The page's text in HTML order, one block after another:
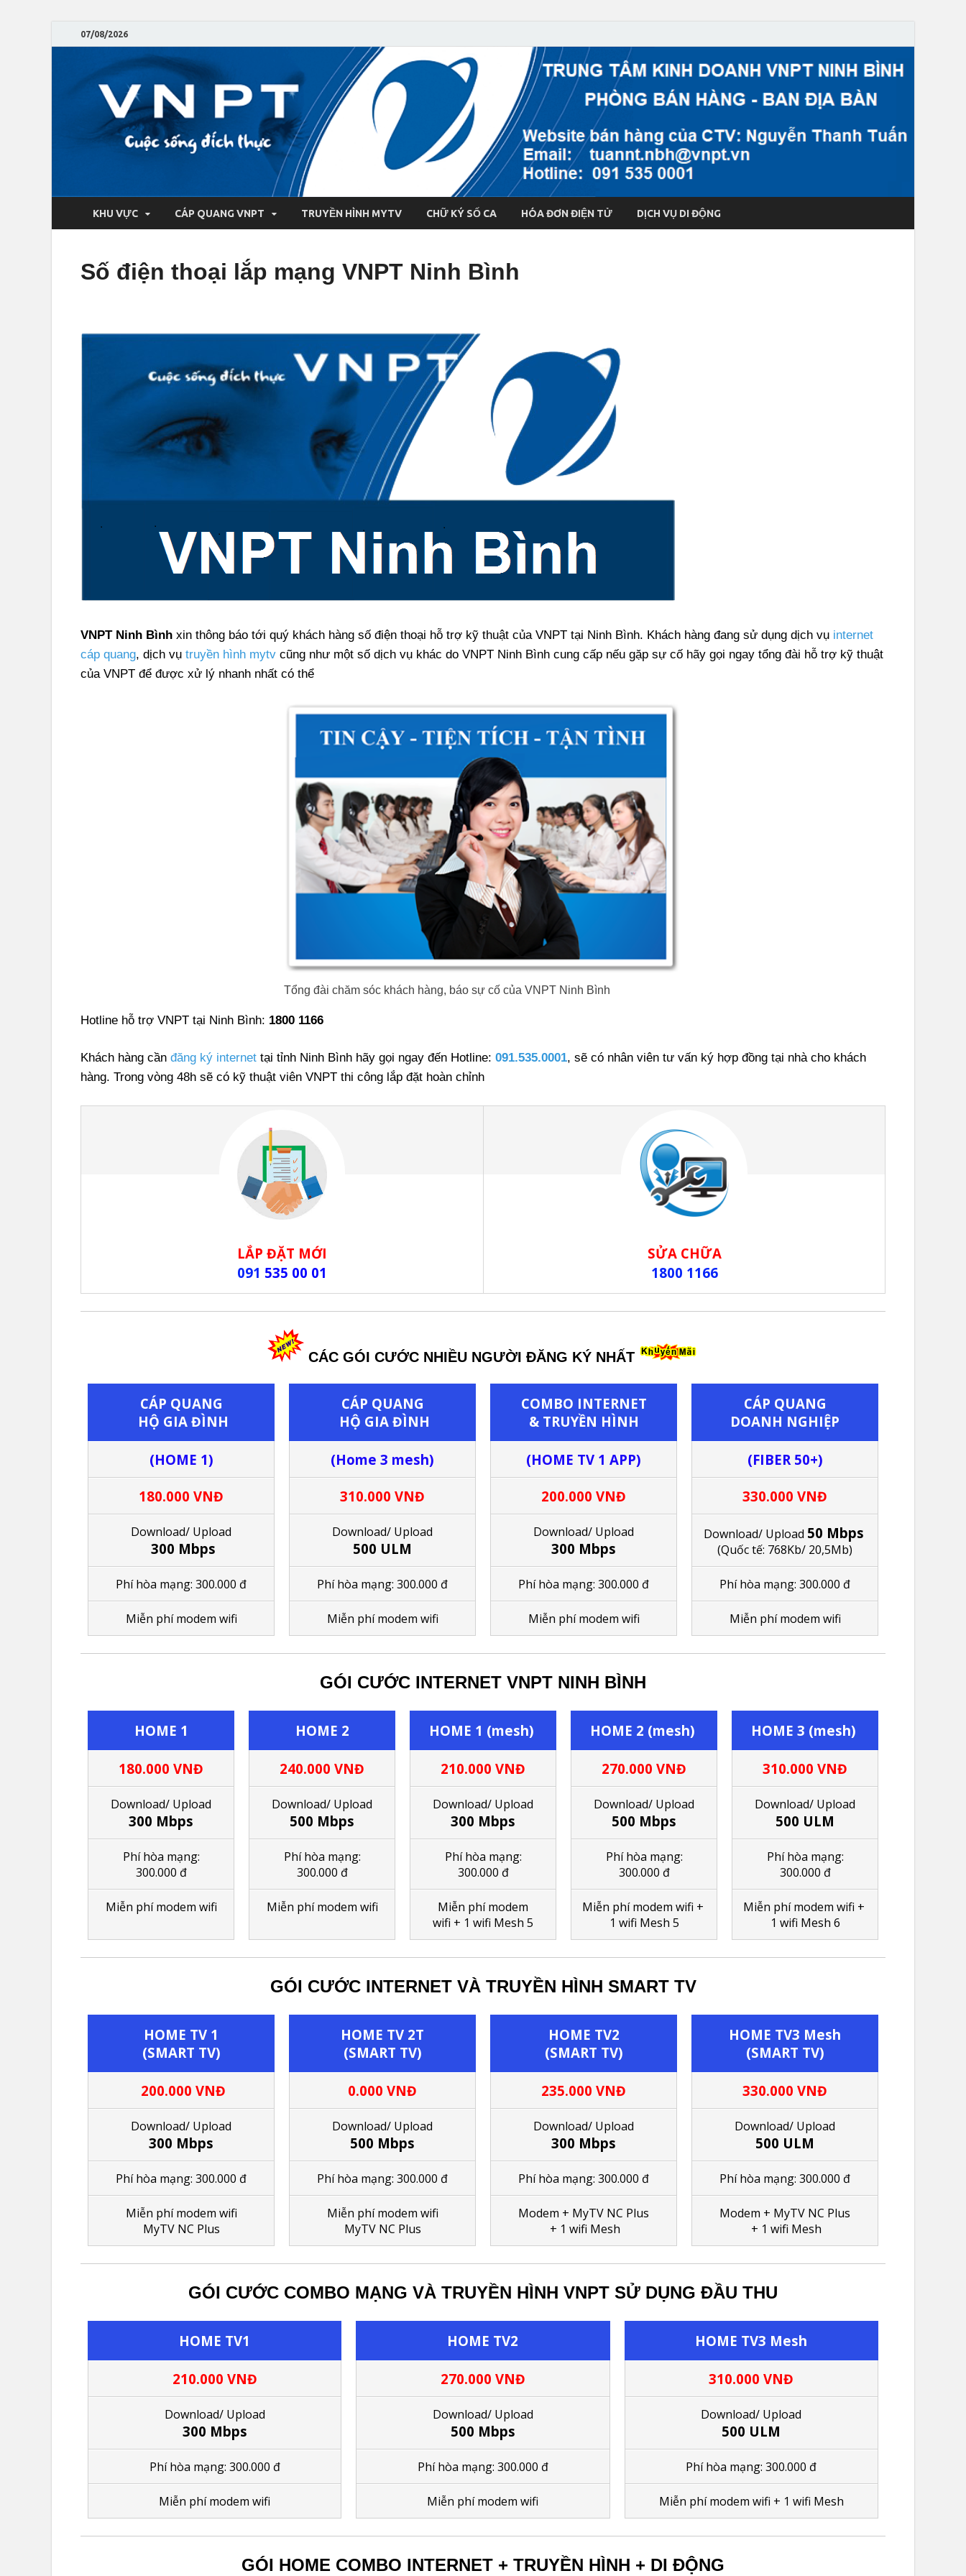
07/08/2026
KHU VỰC CÁP QUANG VNPT TRUYỀN HÌNH MYTV CHỮ KÝ SỐ CA HÓA ĐƠN ĐIỆN TỬ DỊCH VỤ DI ĐỘNG
Số điện thoại lắp mạng VNPT Ninh Bình
VNPT Ninh Bình xin thông báo tới quý khách hàng số điện thoại hỗ trợ kỹ thuật của VNPT tại Ninh Bình. Khách hàng đang sử dụng dịch vụ internet
cáp quang, dịch vụ truyền hình mytv cũng như một số dịch vụ khác do VNPT Ninh Bình cung cấp nếu gặp sự cố hãy gọi ngay tổng đài hỗ trợ kỹ thuật
của VNPT để được xử lý nhanh nhất có thể
Tổng đài chăm sóc khách hàng, báo sự cố của VNPT Ninh Bình
Hotline hỗ trợ VNPT tại Ninh Bình: 1800 1166
Khách hàng cần đăng ký internet tại tỉnh Ninh Bình hãy gọi ngay đến Hotline: 091.535.0001, sẽ có nhân viên tư vấn ký hợp đồng tại nhà cho khách
hàng. Trong vòng 48h sẽ có kỹ thuật viên VNPT thi công lắp đặt hoàn chỉnh
LẮP ĐẶT MỚI
091 535 00 01
SỬA CHỮA
1800 1166
CÁC GÓI CƯỚC NHIỀU NGƯỜI ĐĂNG KÝ NHẤT
CÁP QUANG
HỘ GIA ĐÌNH
(HOME 1)
180.000 VNĐ
Download/ Upload
300 Mbps
Phí hòa mạng: 300.000 đ
Miễn phí modem wifi
CÁP QUANG
HỘ GIA ĐÌNH
(Home 3 mesh)
310.000 VNĐ
Download/ Upload
500 ULM
Phí hòa mạng: 300.000 đ
Miễn phí modem wifi
COMBO INTERNET
& TRUYỀN HÌNH
(HOME TV 1 APP)
200.000 VNĐ
Download/ Upload
300 Mbps
Phí hòa mạng: 300.000 đ
Miễn phí modem wifi
CÁP QUANG
DOANH NGHIỆP
(FIBER 50+)
330.000 VNĐ
Download/ Upload 50 Mbps
(Quốc tế: 768Kb/ 20,5Mb)
Phí hòa mạng: 300.000 đ
Miễn phí modem wifi
GÓI CƯỚC INTERNET VNPT NINH BÌNH
HOME 1
180.000 VNĐ
Download/ Upload
300 Mbps
Phí hòa mạng:
300.000 đ
Miễn phí modem wifi
HOME 2
240.000 VNĐ
Download/ Upload
500 Mbps
Phí hòa mạng:
300.000 đ
Miễn phí modem wifi
HOME 1 (mesh)
210.000 VNĐ
Download/ Upload
300 Mbps
Phí hòa mạng:
300.000 đ
Miễn phí modem
wifi + 1 wifi Mesh 5
HOME 2 (mesh)
270.000 VNĐ
Download/ Upload
500 Mbps
Phí hòa mạng:
300.000 đ
Miễn phí modem wifi +
1 wifi Mesh 5
HOME 3 (mesh)
310.000 VNĐ
Download/ Upload
500 ULM
Phí hòa mạng:
300.000 đ
Miễn phí modem wifi +
1 wifi Mesh 6
GÓI CƯỚC INTERNET VÀ TRUYỀN HÌNH SMART TV
HOME TV 1
(SMART TV)
200.000 VNĐ
Download/ Upload
300 Mbps
Phí hòa mạng: 300.000 đ
Miễn phí modem wifi
MyTV NC Plus
HOME TV 2T
(SMART TV)
0.000 VNĐ
Download/ Upload
500 Mbps
Phí hòa mạng: 300.000 đ
Miễn phí modem wifi
MyTV NC Plus
HOME TV2
(SMART TV)
235.000 VNĐ
Download/ Upload
300 Mbps
Phí hòa mạng: 300.000 đ
Modem + MyTV NC Plus
+ 1 wifi Mesh
HOME TV3 Mesh
(SMART TV)
330.000 VNĐ
Download/ Upload
500 ULM
Phí hòa mạng: 300.000 đ
Modem + MyTV NC Plus
+ 1 wifi Mesh
GÓI CƯỚC COMBO MẠNG VÀ TRUYỀN HÌNH VNPT SỬ DỤNG ĐẦU THU
HOME TV1
210.000 VNĐ
Download/ Upload
300 Mbps
Phí hòa mạng: 300.000 đ
Miễn phí modem wifi
HOME TV2
270.000 VNĐ
Download/ Upload
500 Mbps
Phí hòa mạng: 300.000 đ
Miễn phí modem wifi
HOME TV3 Mesh
310.000 VNĐ
Download/ Upload
500 ULM
Phí hòa mạng: 300.000 đ
Miễn phí modem wifi + 1 wifi Mesh
GÓI HOME COMBO INTERNET + TRUYỀN HÌNH + DI ĐỘNG